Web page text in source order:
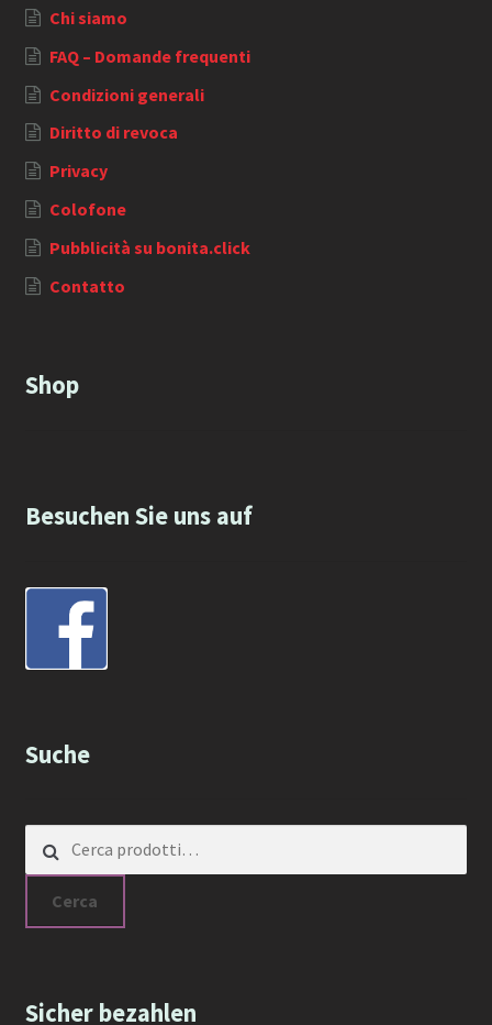
Chi siamo
FAQ – Domande frequenti
Condizioni generali
Diritto di revoca
Privacy
Colofone
Pubblicità su bonita.click
Contatto
Shop
Besuchen Sie uns auf
Suche
Cerca:
Cerca
Sicher bezahlen